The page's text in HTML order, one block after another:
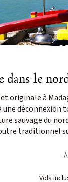
dans le
originale à
une déconnexion
sauvage du
traditionnel
Vols